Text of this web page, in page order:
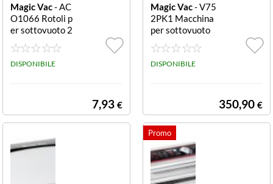
Magic Vac- AC
O1066 Rotoli p
er sottovuoto 2
0 x 600 cm conf
ezione da 2 ROT
OLI SOTTOVUO
DISPONIBILE
7,93 €
Magic Vac- V75
2PK1 Macchina
per sottovuoto
130 W Argento
MAGIC VAC SO
TTOVUOTO JU
POMPA
DISPONIBILE
350,90 €